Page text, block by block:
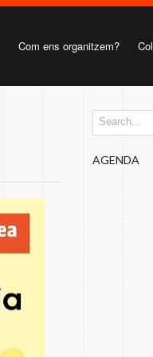
Com ens organitzem?
AGENDA